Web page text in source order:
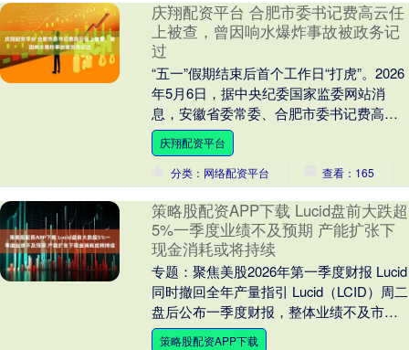
庆翔配资平台 合肥市委书记费高云任
上被查，曾因响水爆炸事故被政务记
过
“五一”假期结束后首个工作日“打虎”。2026
年5月6日，据中央纪委国家监委网站消
息，安徽省委常委、合肥市委书记费高云
涉嫌严重违纪违法，目前正接受中央纪委
国家监....
庆翔配资平台
分类：网络配资平台
查看：165
策略股配资APP下载 Lucid盘前大跌超
5%一季度业绩不及预期 产能扩张下
现金消耗或将持续
专题：聚焦美股2026年第一季度财报 Lucid
同时撤回全年产量指引 Lucid（LCID）周二
盘后公布一季度财报，整体业绩不及市场
预期。但公司认为，自身现金....
策略股配资APP下载